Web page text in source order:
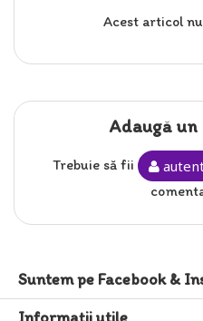
Acest articol
Adaugă
Trebuie să fii
Suntem pe Facebook &